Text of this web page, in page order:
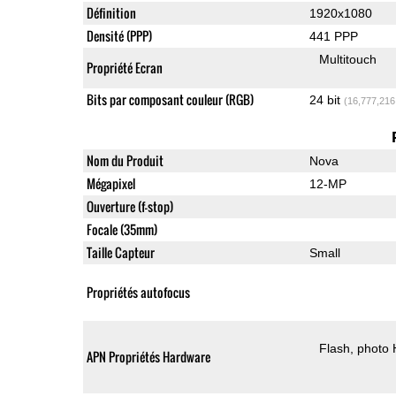
Définition 1920x1080
Densité (PPP) 441 PPP
Propriété Ecran Multitouch
Bits par composant couleur (RGB) 24 bit
Nom du Produit Nova
Mégapixel 12-MP
Ouverture (f-stop)
Focale (35mm)
Taille Capteur
Small
Propriétés autofocus
APN Propriétés Hardware Flash photo